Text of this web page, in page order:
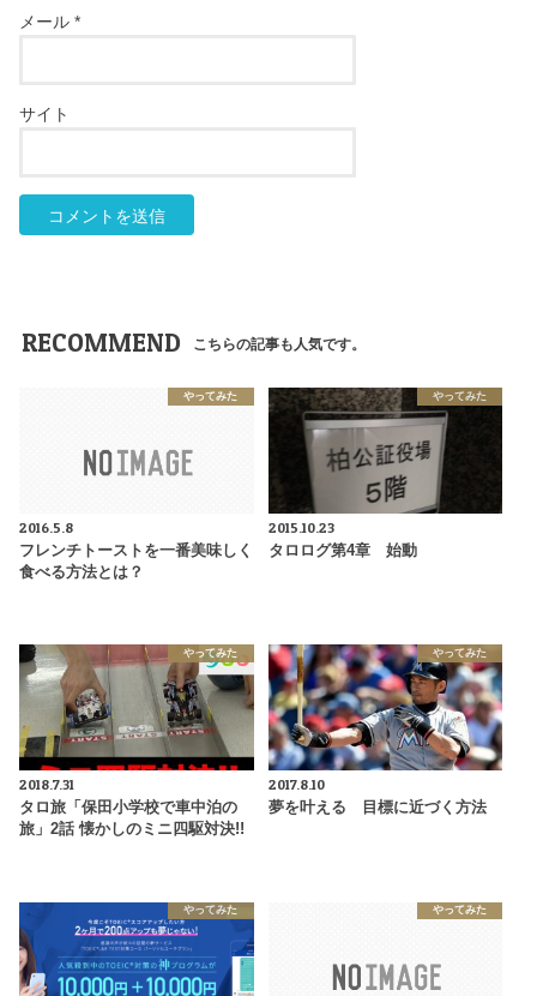
メール*
サイト
RECOMMEND こちらの記事も人気です。
やってみた
2016.5.8
フレンチトーストを一番美味しく
食べる方法とは？
やってみた
2015.10.23
タロログ第4章 始動
やってみた
2018.7.31
タロ旅「保田小学校で車中泊の
旅」2話 懐かしのミニ四駆対決!!
やってみた
2017.8.10
夢を叶える 目標に近づく方法
やってみた やってみた